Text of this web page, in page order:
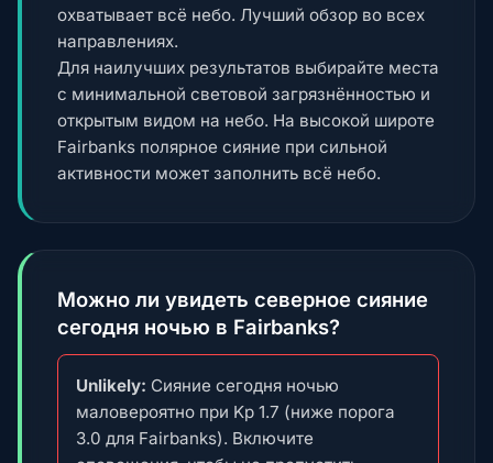
охватывает всё небо. Лучший обзор во всех
направлениях.
Для наилучших результатов выбирайте места
с минимальной световой загрязнённостью и
открытым видом на небо. На высокой широте
Fairbanks полярное сияние при сильной
активности может заполнить всё небо.
Можно ли увидеть северное сияние
сегодня ночью в Fairbanks?
Unlikely: Сияние сегодня ночью
маловероятно при Kp 1.7 (ниже порога
3.0 для Fairbanks). Включите